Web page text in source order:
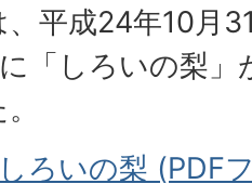
平成24年10月
「しろいの梨
ろいの梨 (PDF